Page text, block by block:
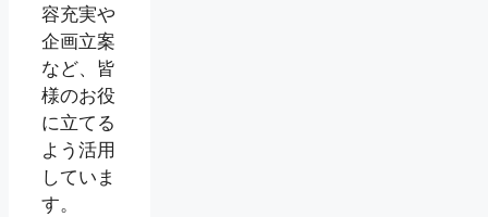
容充実や
企画立案
など、皆
様のお役
に立てる
よう活用
していま
す。